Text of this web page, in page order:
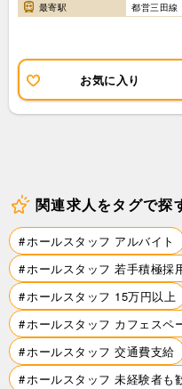
最寄駅
都営三田
お気に入り
関連求人をタグで探
ホールスタッフ アルバイト
ホールスタッフ 若手積極採
ホールスタッフ 15万円以上
ホールスタッフ カフェスペ
ホールスタッフ 交通費支給
ホールスタッフ 未経験者も